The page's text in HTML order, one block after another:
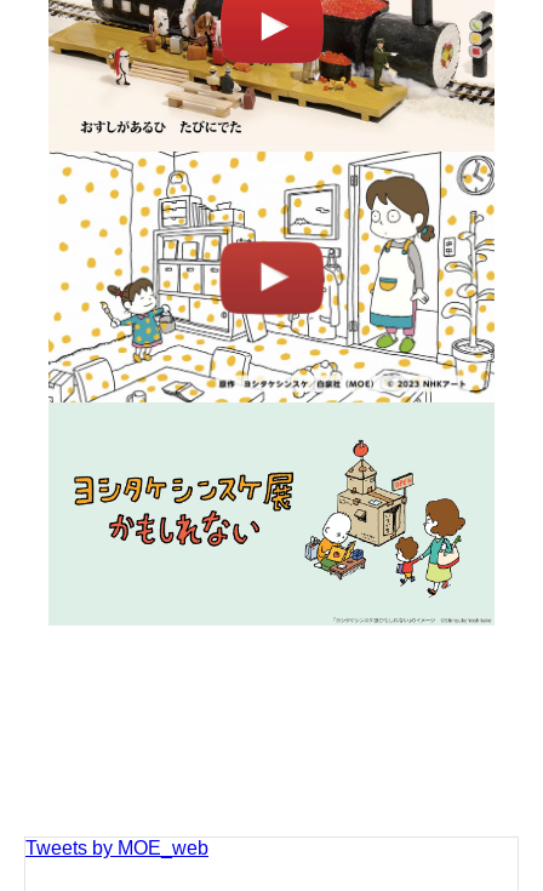
Tweets by MOE_web